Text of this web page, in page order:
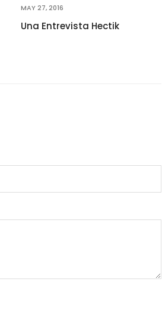
MAY 27, 2016
Una Entrevista Hectik